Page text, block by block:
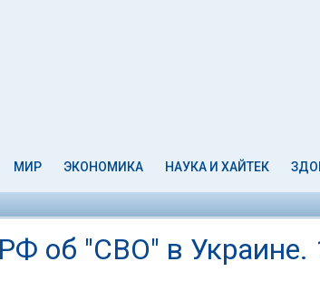
МИР ЭКОНОМИКА НАУКА И ХАЙТЕК
об "СВО" в Украине.